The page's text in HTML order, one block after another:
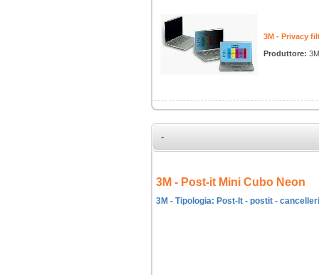
3M - Privacy
Produttore: 3M
-
3M - Post-it Mini Cubo Neon
3M - Tipologia: Post-It - postit -